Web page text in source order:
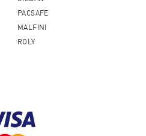
PACSAFE
MALFINI
ROLY